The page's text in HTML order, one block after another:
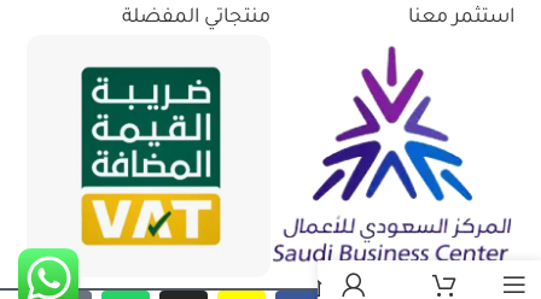
استثمر معنا
منتجاتي المفضلة